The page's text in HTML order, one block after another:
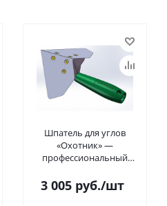
Шпатель для углов
«Охотник» —
профессиональный
углов 90°
3 005 руб./шт